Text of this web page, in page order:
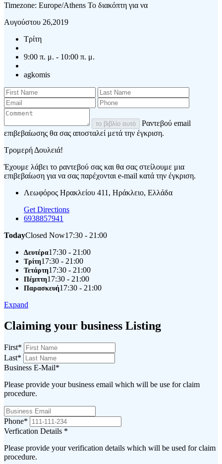
Timezone: Europe/Athens Το διακόπτη για να
Αυγούστου 26,2019
Τρίτη
9:00 π. μ. - 10:00 π. μ.
agkomis
το βιβλίο αυτό
Ραντεβού email
επιβεβαίωσης θα σας αποσταλεί μετά την έγκριση.
Τρομερή Δουλειά!
Έχουμε λάβει το ραντεβού σας και θα σας στείλουμε μια
επιβεβαίωση για να σας παρέχονται e-mail κατά την έγκριση.
Λεωφόρος Ηρακλείου 411, Ηράκλειο, Ελλάδα
Get Directions
6938857941
TodayClosed Now17:30 - 21:00
Δευτέρα17:30 - 21:00
Τρίτη17:30 - 21:00
Τετάρτη17:30 - 21:00
Πέμπτη17:30 - 21:00
Παρασκευή17:30 - 21:00
Expand
Claiming your business Listing
First*
Last*
Business E-Mail*
Please provide your business email which will be use for claim
procedure.
Phone*
Verfication Details *
Please provide your verification details which will be used for claim
procedure.